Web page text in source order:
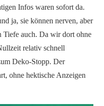
Infos waren sofort da.
ja, sie können nerven, aber
Tiefe auch. Da wir dort ohne
relativ schnell
Deko-Stopp. Der
ohne hektische Anzeigen